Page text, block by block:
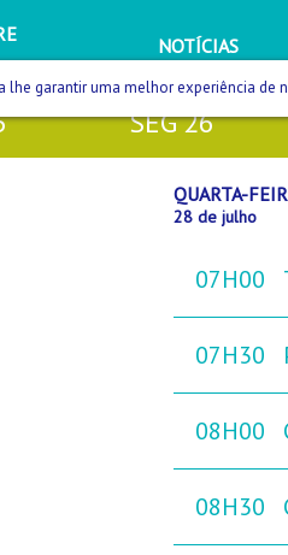
NOTÍCIAS
SEG26
QUARTA-
28 de julho
07H00
07H30
08H00
08H30
lhe garantir uma melhor experiência de